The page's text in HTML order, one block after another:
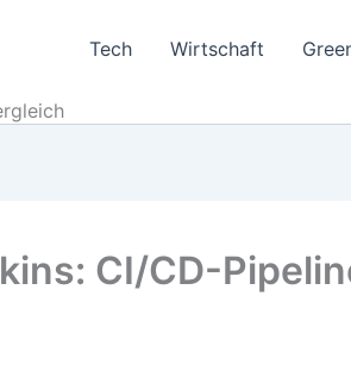
Tech Wirtschaft
CI/CD-